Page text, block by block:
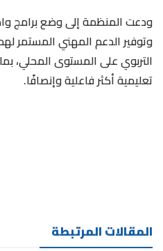
ودعت المنظمة إلى وضع برامج
وتوفير الدعم المهني المستمر
التربوي على المستوى المحلي،
تعليمية أكثر فاعلية وإنصافًا.
المقالات المرتبطة